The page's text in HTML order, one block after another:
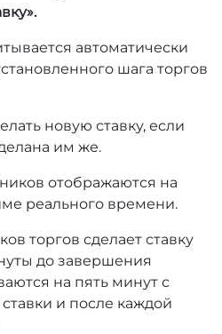
автоматически
шага торгов
новую ставку, если
им же.
отображаются на
реального времени.
торгов сделает ставку
до завершения
на пять минут с
и после каждой